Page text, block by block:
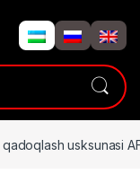
usksunasi